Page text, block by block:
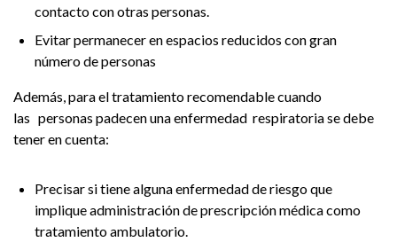
contacto con otras personas.
Evitar permanecer en espacios reducidos con gran
número de personas
Además, para el tratamiento recomendable cuando
las personas padecen una enfermedad respiratoria se debe
tener en cuenta:
Precisar si tiene alguna enfermedad de riesgo que
implique administración de prescripción médica como
tratamiento ambulatorio.